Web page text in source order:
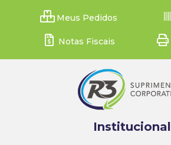
Meus Pedidos
Notas Fiscais
Institucional